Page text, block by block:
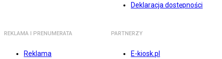
Deklaracja dostępności
REKLAMA I PRENUMERATA
Reklama
PARTNERZY
E-kiosk.pl